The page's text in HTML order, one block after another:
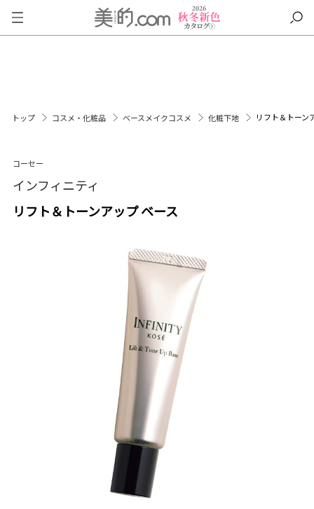
トップ コスメ・化粧品 ベースメイクコスメ 化粧下地 リフト＆トーン
コーセー
インフィニティ
リフト＆トーンアップ ベース